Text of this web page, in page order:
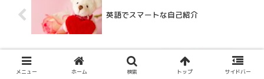
英語でスマートな自己紹介
eins, zwei, drei！ドイツ語の数字を学ぼ
う
メニュー ホーム 検索 トップ サイドバー